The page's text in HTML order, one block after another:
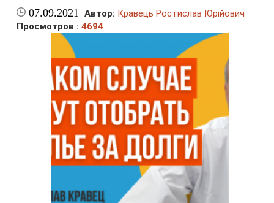
07.09.2021 Автор: Кравець Ростислав Юрійович
Просмотров :4694